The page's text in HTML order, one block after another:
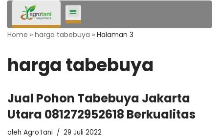
Lompat
ke
Home » harga tabebuya » Halaman 3
harga tabebuya
Jual Pohon Tabebuya Jakarta
Utara 081272952618 Berkualitas
oleh AgroTani 29 Juli 2022